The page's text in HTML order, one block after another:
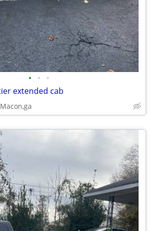
• • •
extended cab
Macon,ga